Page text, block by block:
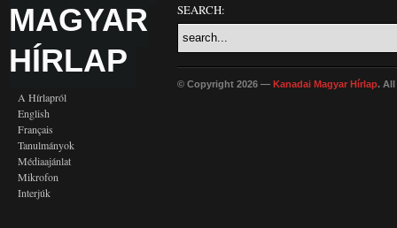
MAGYAR
HÍRLAP
A Hírlapról
English
Français
Tanulmányok
Médiaajánlat
Mikrofon
Interjúk
SEARCH:
© Copyright 2026 — Kanadai Magyar Hírlap. All